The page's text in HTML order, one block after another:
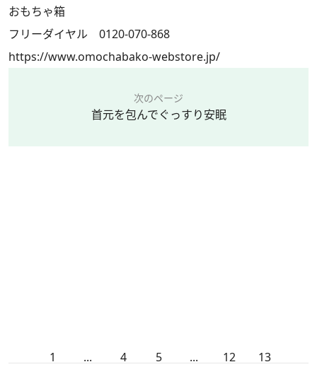
おもちゃ箱
フリーダイヤル 0120-070-868
https://www.omochabako-webstore.jp/
次のページ
首元を包んでぐっすり安眠
1 ... 4 5 ... 12 13